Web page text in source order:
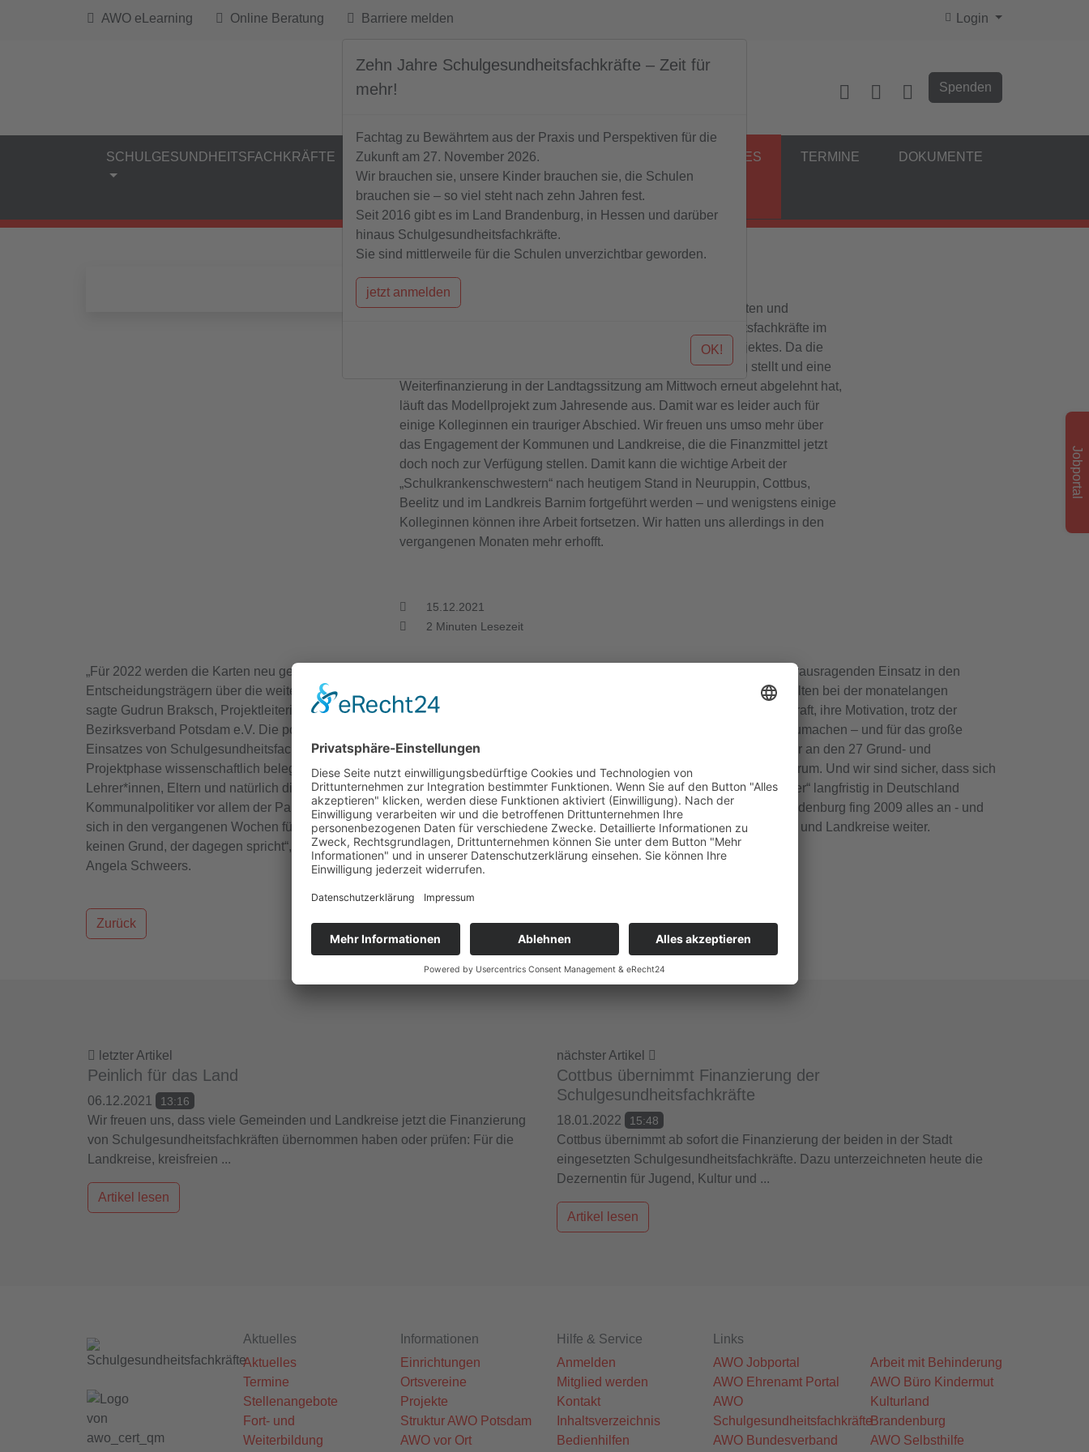
AWO eLearning Online Beratung Barriere melden Login
Spenden
SCHULGESUNDHEITSFACHKRÄFTE
DAS
MODELLPROJEKT
WISSENSWERTES AKTUELLES TERMINE DOKUMENTE
aktiv hilfreich
Eine kleine Weihnachtsfeier mit vielen tollen Aufmerksamkeiten und
Geschenken gab es heute beim Treffen der Schulgesundheitsfachkräfte im
Rahmen unseres seit mehreren Jahren laufenden Modellprojektes. Da die
Brandenburger Landesregierung keine Gelder zur Verfügung stellt und eine
Weiterfinanzierung in der Landtagssitzung am Mittwoch erneut abgelehnt hat,
läuft das Modellprojekt zum Jahresende aus. Damit war es leider auch für
einige Kolleginnen ein trauriger Abschied. Wir freuen uns umso mehr über
das Engagement der Kommunen und Landkreise, die die Finanzmittel jetzt
doch noch zur Verfügung stellen. Damit kann die wichtige Arbeit der
„Schulkrankenschwestern“ nach heutigem Stand in Neuruppin, Cottbus,
Beelitz und im Landkreis Barnim fortgeführt werden – und wenigstens einige
Kolleginnen können ihre Arbeit fortsetzen. Wir hatten uns allerdings in den
vergangenen Monaten mehr erhofft.
15.12.2021
2 Minuten Lesezeit
„Für 2022 werden die Karten neu gemischt. Wir werden im Frühjahr mit den
Entscheidungsträgern über die weitere Finanzierung ins Gespräch kommen“,
sagte Gudrun Braksch, Projektleiterin Schulgesundheitsfachkräfte beim AWO
Bezirksverband Potsdam e.V. Die positiven Effekte und die Wirksamkeit des
Einsatzes von Schulgesundheitsfachkräften sei durch die Evaluationen in der
Projektphase wissenschaftlich belegt. Viele Verbände, Schulleitungen,
Lehrer*innen, Eltern und natürlich die Kinder sowie Landes- und
Kommunalpolitiker vor allem der Parteien Die Linke und Freie Wähler hatten
sich in den vergangenen Wochen für eine Verstetigung eingesetzt. „Es gibt
keinen Grund, der dagegen spricht“, sagte auch AWO-Vorstandsvorsitzende
Angela Schweers.
Wir danken allen Kolleginnen für ihren herausragenden Einsatz in den
vergangenen fünf Jahren, für das Durchhalten bei der monatelangen
Weiterbildung zur Schulgesundheitsfachkraft, ihre Motivation, trotz der
unklaren Zukunft und Perspektive weiterzumachen – und für das große
Engagement für die Gesundheit der Kinder an den 27 Grund- und
Oberschulen sowie einem Oberstufenzentrum. Und wir sind sicher, dass sich
das Berufsbild der „Schulkrankenschwester“ langfristig in Deutschland
durchsetzen wird. Immerhin: Im Land Brandenburg fing 2009 alles an - und
hier geht es auch mit Hilfe der Kommunen und Landkreise weiter.
Schulgesundheitsfachkräfte
Zurück
letzter Artikel
Peinlich für das Land
06.12.2021 13:16
Wir freuen uns, dass viele Gemeinden und Landkreise jetzt die Finanzierung
von Schulgesundheitsfachkräften übernommen haben oder prüfen: Für die
Landkreise, kreisfreien ...
Artikel lesen
nächster Artikel
Cottbus übernimmt Finanzierung der
Schulgesundheitsfachkräfte
18.01.2022 15:48
Cottbus übernimmt ab sofort die Finanzierung der beiden in der Stadt
eingesetzten Schulgesundheitsfachkräfte. Dazu unterzeichneten heute die
Dezernentin für Jugend, Kultur und ...
Artikel lesen
Aktuelles
Aktuelles
Termine
Stellenangebote
Fort- und
Weiterbildung
Informationen
Einrichtungen
Ortsvereine
Projekte
Struktur AWO Potsdam
AWO vor Ort
Hilfe & Service
Anmelden
Mitglied werden
Kontakt
Inhaltsverzeichnis
Bedienhilfen
Links
AWO Jobportal
AWO Ehrenamt Portal
AWO
Schulgesundheitsfachkräfte
AWO Bundesverband
Arbeit mit Behinderung
AWO Büro Kindermut
Kulturland
Brandenburg
AWO Selbsthilfe
Jobportal
Zehn Jahre Schulgesundheitsfachkräfte – Zeit für
mehr!
Fachtag zu Bewährtem aus der Praxis und Perspektiven für die
Zukunft am 27. November 2026.
Wir brauchen sie, unsere Kinder brauchen sie, die Schulen
brauchen sie – so viel steht nach zehn Jahren fest.
Seit 2016 gibt es im Land Brandenburg, in Hessen und darüber
hinaus Schulgesundheitsfachkräfte.
Sie sind mittlerweile für die Schulen unverzichtbar geworden.
jetzt anmelden
OK!